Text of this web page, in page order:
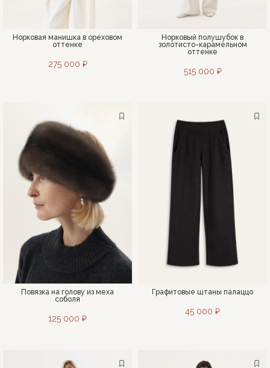
Норковая манишка в ореховом
оттенке
275 000 ₽
Норковый полушубок в
золотисто-карамельном
оттенке
515 000 ₽
Повязка на голову из меха
соболя
125 000 ₽
Графитовые штаны палаццо
45 000 ₽